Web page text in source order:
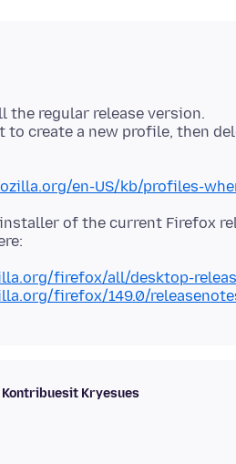
the regular release version.
to create a new profile, then
en-US/kb/profiles-
of the current Firefox
firefox/all/desktop-
firefox/149.0/
Kontribuesit Kryesues